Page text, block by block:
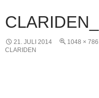
21. JULI 2014 1048 × 786
LARIDEN